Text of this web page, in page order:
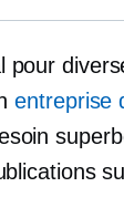
pour
entreprise